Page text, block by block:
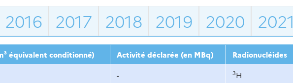
2016 2017 2018 2019 2020 2021
équivalent conditionné) Activité déclarée (en MBq) Radionucléides
-
3H